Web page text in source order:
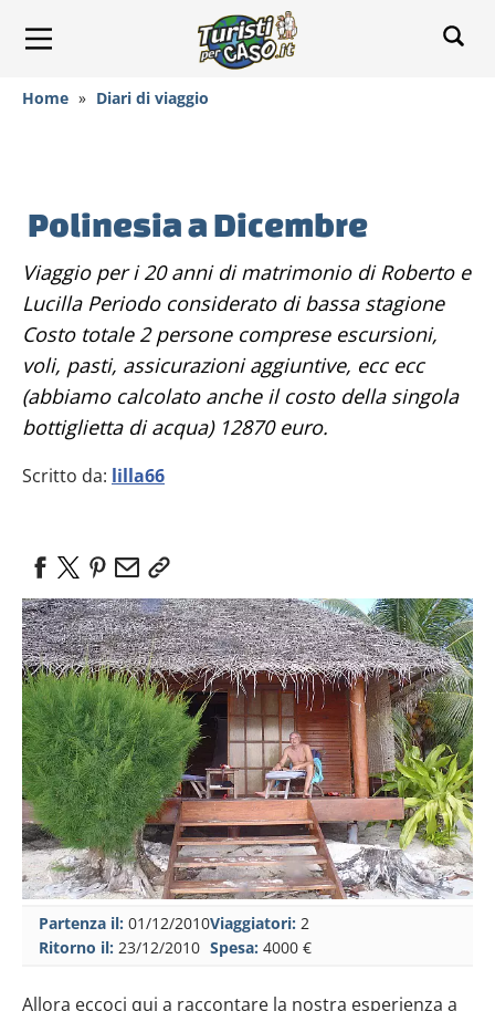
Home » Diari di viaggio
Polinesia a Dicembre
Viaggio per i 20 anni di matrimonio di Roberto e
Lucilla Periodo considerato di bassa stagione
Costo totale 2 persone comprese escursioni,
voli, pasti, assicurazioni aggiuntive, ecc ecc
(abbiamo calcolato anche il costo della singola
bottiglietta di acqua) 12870 euro.
Scritto da: lilla66
Partenza il: 01/12/2010
Ritorno il: 23/12/2010
Viaggiatori: 2
Spesa: 4000 €
Allora eccoci qui a raccontare la nostra esperienza a